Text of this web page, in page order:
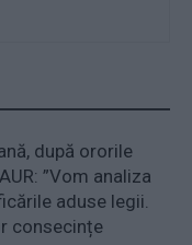
după ororile
”Vom analiza
aduse legii.
consecințe